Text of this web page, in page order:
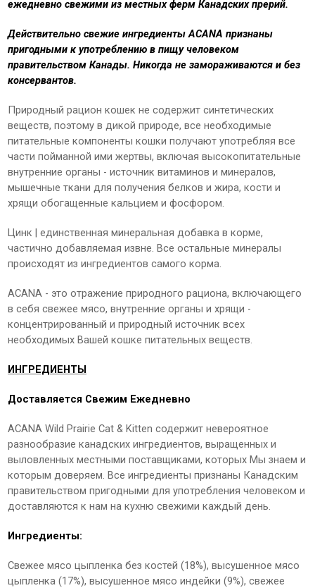
ежедневно свежими из местных ферм Канадских прерий.
Действительно свежие ингредиенты ACANA признаны
пригодными к употреблению в пищу человеком
правительством Канады. Никогда не замораживаются и без
консервантов.
Природный рацион кошек не содержит синтетических
веществ, поэтому в дикой природе, все необходимые
питательные компоненты кошки получают употребляя все
части пойманной ими жертвы, включая высокопитательные
внутренние органы - источник витаминов и минералов,
мышечные ткани для получения белков и жира, кости и
хрящи обогащенные кальцием и фосфором.
Цинк | единственная минеральная добавка в корме,
частично добавляемая извне. Все остальные минералы
происходят из ингредиентов самого корма.
ACANA - это отражение природного рациона, включающего
в себя свежее мясо, внутренние органы и хрящи -
концентрированный и природный источник всех
необходимых Вашей кошке питательных веществ.
ИНГРЕДИЕНТЫ
Доставляется Свежим Ежедневно
ACANA Wild Prairie Сat & Kitten содержит невероятное
разнообразие канадских ингредиентов, выращенных и
выловленных местными поставщиками, которых Мы знаем и
которым доверяем. Все ингредиенты признаны Канадским
правительством пригодными для употребления человеком и
доставляются к нам на кухню свежими каждый день.
Ингредиенты:
Свежее мясо цыпленка без костей (18%), высушенное мясо
цыпленка (17%), высушенное мясо индейки (9%), свежее